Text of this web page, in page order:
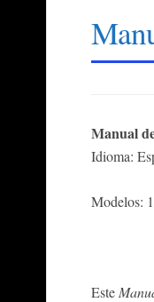
Manual
Idioma:
Modelos:
Este